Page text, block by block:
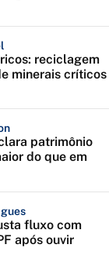
reciclagem
minerais críticos
patrimônio
do que em
fluxo com
após ouvir